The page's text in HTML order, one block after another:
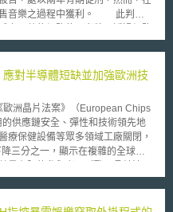
之過程中獲利。 此判決
會聯盟 Promusicae 表示，他將對
大多數的歐洲國家傾向對此處以較
上週便有 22 人因為非法分享電
歐元。 至於西班牙此項為個人
指出，則有待立法修正解決。
對半導體短缺並加強歐洲技
洲晶片法案》（European Chips
供應鏈安全、彈性和技術領先地
療保健設備等眾多領域工廠關閉，
三分之一，顯示在複雜的全球地
業，金額超過430億歐元；並制定
20%的願景。《歐洲晶片法案》